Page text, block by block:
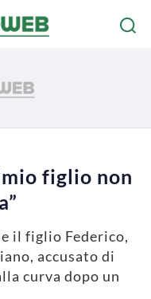
figlio non
il figlio Federico,
accusato di
curva dopo un